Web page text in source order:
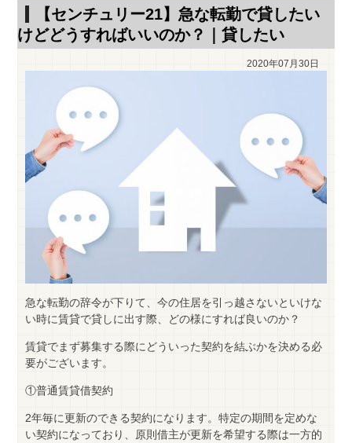
【センチュリー21】急な転勤で貸したい
けどどうすればいいのか？｜貸したい
2020年07月30日
急な転勤の辞令が下りて、今の住居を引っ越さないといけな
い時に賃貸で貸しに出す際、どの様にすれば良いのか？
賃貸でまず募集する際にどういった契約を結ぶかを決める必
要がございます。
①普通賃貸借契約
2年毎に更新のできる契約になります。特定の期間を定めな
い契約になっており、原則借主が更新を希望する際は一方的